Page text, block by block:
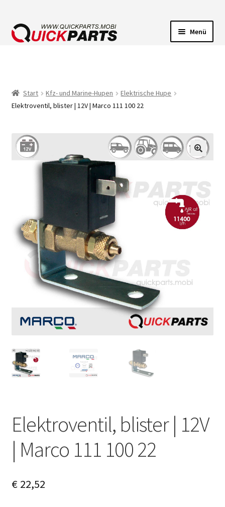
Menü
FÖRDERPUMPEN
HUPEN
Start Kfz- und Marine-Hupen
Elektrische Hupe
Elektroventil, blister | 12V | Marco 111 100 22
Elektroventil, blister | 12V
| Marco 111 100 22
€22,52